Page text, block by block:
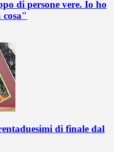
di persone vere. Io ho
cosa"
di finale dal